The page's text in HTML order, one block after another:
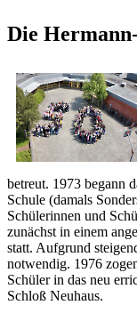
Die
betreut. 1973 begann
Schule (damals
Schülerinnen und
zunächst in einem
statt. Aufgrund
notwendig. 1976
Schüler in das neu
Schloß Neuhaus.